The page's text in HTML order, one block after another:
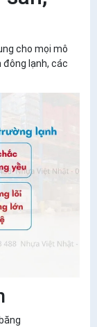
cho mọi mô
đông lạnh, các